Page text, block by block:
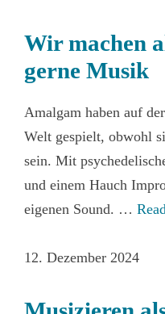
Wir machen
gerne Musik
Amalgam haben auf
Welt gespielt, obwohl
sein. Mit
und einem Hauch
eigenen Sound. …
12. Dezember 2024